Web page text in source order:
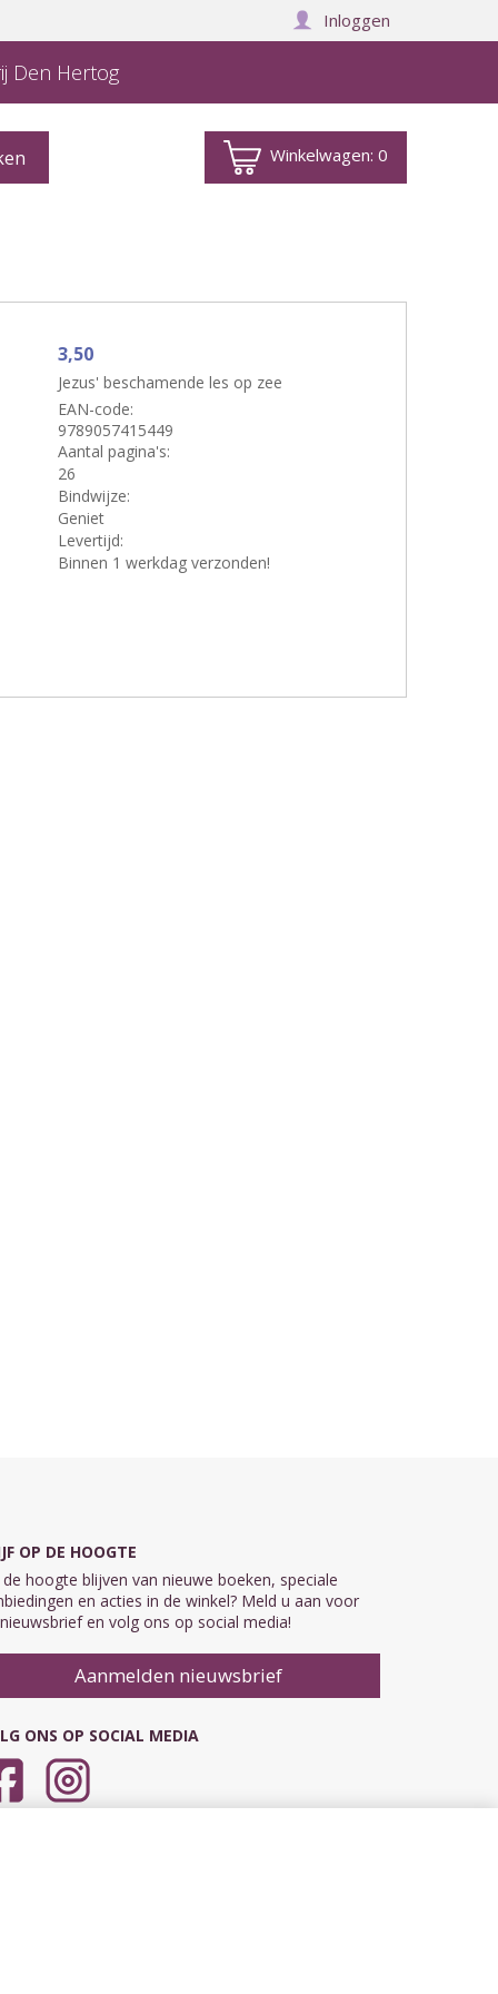
Inloggen
Den Hertog
Winkelwagen:0
3,50
Jezus' beschamende les op zee
EAN-code:
9789057415449
Aantal pagina's:
26
Bindwijze:
Geniet
Levertijd:
Binnen 1 werkdag verzonden!
OP DE HOOGTE
hoogte blijven van nieuwe boeken, speciale
en acties in de winkel? Meld u aan voor
en volg ons op social media!
Aanmelden nieuwsbrief
ONS OP SOCIAL MEDIA